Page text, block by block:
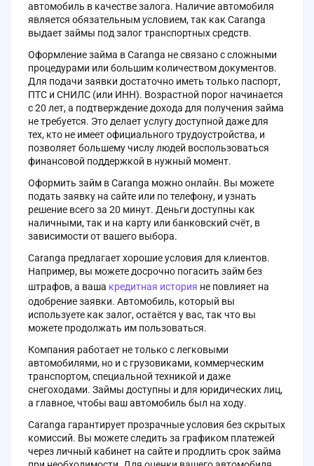
автомобиль в качестве залога. Наличие автомобиля
является обязательным условием, так как Caranga
выдает займы под залог транспортных средств.
Оформление займа в Caranga не связано с сложными
процедурами или большим количеством документов.
Для подачи заявки достаточно иметь только паспорт,
ПТС и СНИЛС (или ИНН). Возрастной порог начинается
с 20 лет, а подтверждение дохода для получения займа
не требуется. Это делает услугу доступной даже для
тех, кто не имеет официального трудоустройства, и
позволяет большему числу людей воспользоваться
финансовой поддержкой в нужный момент.
Оформить займ в Caranga можно онлайн. Вы можете
подать заявку на сайте или по телефону, и узнать
решение всего за 20 минут. Деньги доступны как
наличными, так и на карту или банковский счёт, в
зависимости от вашего выбора.
Caranga предлагает хорошие условия для клиентов.
Например, вы можете досрочно погасить займ без
штрафов, а ваша кредитная история не повлияет на
одобрение заявки. Автомобиль, который вы
используете как залог, остаётся у вас, так что вы
можете продолжать им пользоваться.
Компания работает не только с легковыми
автомобилями, но и с грузовиками, коммерческим
транспортом, специальной техникой и даже
снегоходами. Займы доступны и для юридических лиц,
а главное, чтобы ваш автомобиль был на ходу.
Caranga гарантирует прозрачные условия без скрытых
комиссий. Вы можете следить за графиком платежей
через личный кабинет на сайте и продлить срок займа